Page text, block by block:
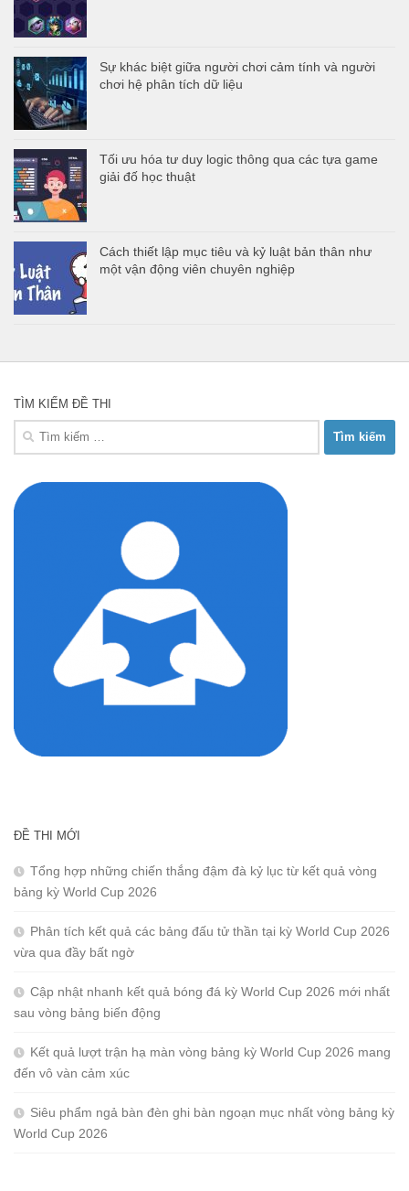
Sự khác biệt giữa người chơi cảm tính và người
chơi hệ phân tích dữ liệu
Tối ưu hóa tư duy logic thông qua các tựa game
giải đố học thuật
Cách thiết lập mục tiêu và kỷ luật bản thân như
một vận động viên chuyên nghiệp
TÌM KIẾM ĐỀ THI
Tìm
ĐỀ THI MỚI
Tổng hợp những chiến thắng đậm đà kỷ lục từ kết quả vòng
bảng kỳ World Cup 2026
Phân tích kết quả các bảng đấu tử thần tại kỳ World Cup 2026
vừa qua đầy bất ngờ
Cập nhật nhanh kết quả bóng đá kỳ World Cup 2026 mới nhất
sau vòng bảng biến động
Kết quả lượt trận hạ màn vòng bảng kỳ World Cup 2026 mang
đến vô vàn cảm xúc
Siêu phẩm ngả bàn đèn ghi bàn ngoạn mục nhất vòng bảng kỳ
World Cup 2026